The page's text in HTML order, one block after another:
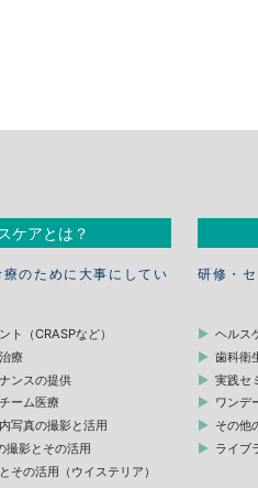
ケアとは？
のために大事にしてい
ト（CRASPなど）
療
ンスの提供
ーム医療
写真の撮影と活用
撮影とその活用
その活用（ウイステリア）
研修・
ヘルス
歯科衛
実践セ
ワンデ
その他
ライブ